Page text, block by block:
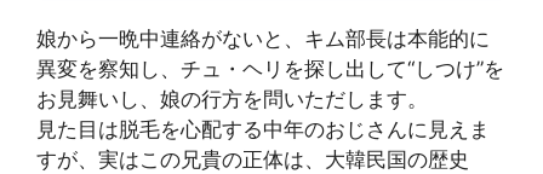
娘から一晩中連絡がないと、キム部長は本能的に
異変を察知し、チュ・ヘリを探し出して“しつけ”を
お見舞いし、娘の行方を問いただします。
見た目は脱毛を心配する中年のおじさんに見えま
すが、実はこの兄貴の正体は、大韓民国の歴史